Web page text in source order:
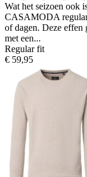
Wat het seizoen ook
CASAMODA
of dagen. Deze effen
met een...
Regular fit
€ 59,95